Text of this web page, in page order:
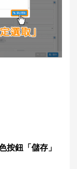
鈕「儲存」